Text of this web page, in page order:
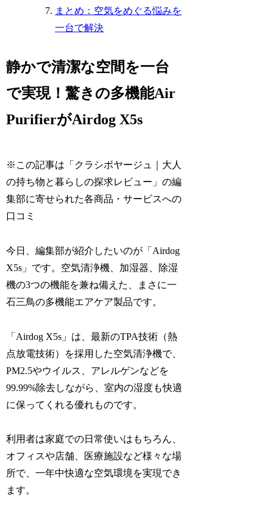
まとめ：空気をめぐる悩みを
一台で解決
静かで清潔な空間を一台
で実現！驚きの多機能Air
PurifierがAirdog X5s
※この記事は「クラシボヤージュ｜大人
の持ち物と暮らしの探求レビュー」の編
集部に寄せられた各商品・サービスへの
口コミ
今日、編集部が紹介したいのが「Airdog
X5s」です。空気清浄機、加湿器、除湿
機の3つの機能を兼ね備えた、まさに一
石三鳥の多機能エアケア製品です。
「Airdog X5s」は、最新のTPA技術（熱
点放電技術）を採用した空気清浄機で、
PM2.5やウイルス、アレルゲンなどを
99.99%除去しながら、室内の湿度も快適
に保ってくれる優れものです。
利用者は家庭での日常使いはもちろん、
オフィスや店舗、医療施設など様々な場
所で、一年中快適な空気環境を実現でき
ます。